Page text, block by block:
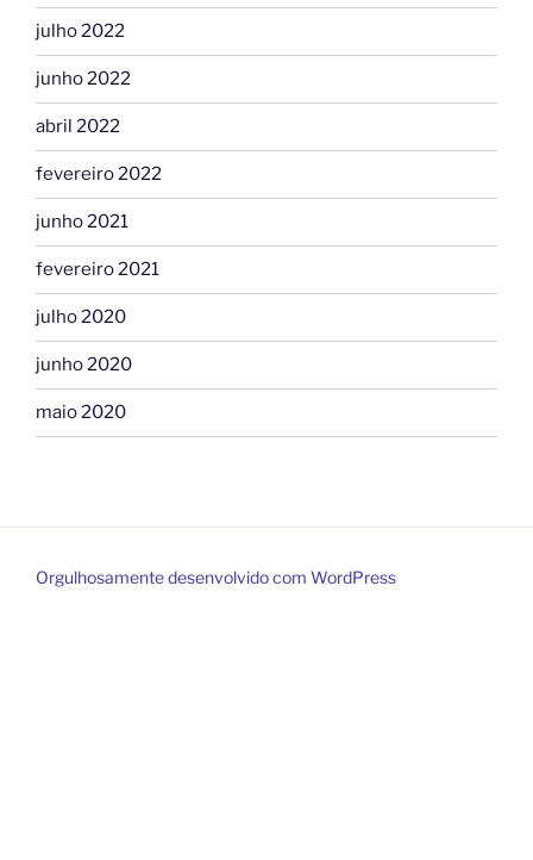
julho 2022
junho 2022
abril 2022
fevereiro 2022
junho 2021
fevereiro 2021
julho 2020
junho 2020
maio 2020
Orgulhosamente desenvolvido com WordPress